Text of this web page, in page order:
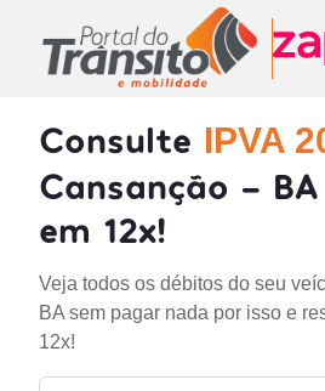
Consulte IPVA
Cansanção -
em 12x!
Veja todos os débitos do seu
BA sem pagar nada por isso e
12x!